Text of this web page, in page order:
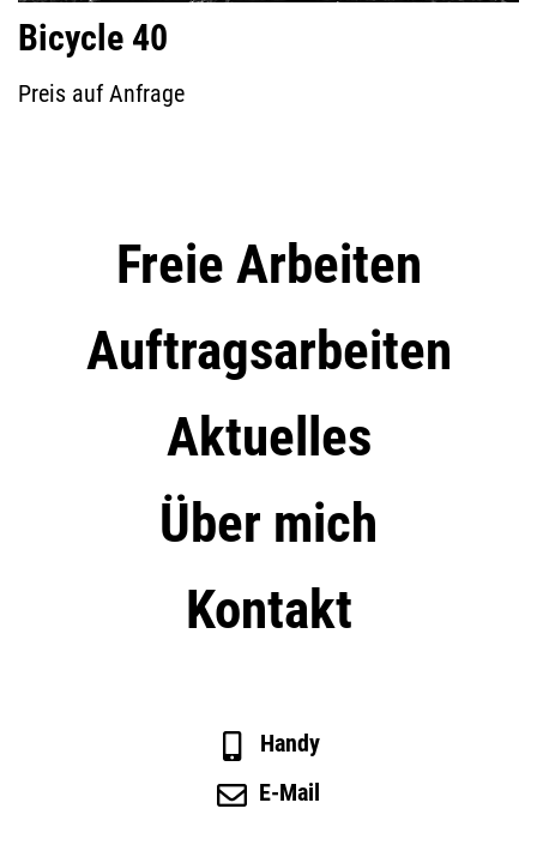
Bicycle 40
Preis auf Anfrage
Freie Arbeiten
Auftragsarbeiten
Aktuelles
Über mich
Kontakt
Handy
E-Mail